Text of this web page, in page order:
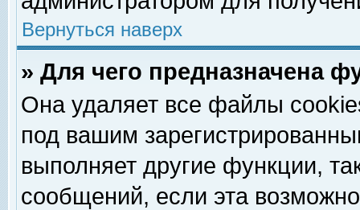
Вернуться наверх
» Для чего предназначена
Она удаляет все файлы
под вашим
выполняет другие функции,
сообщений, если эта